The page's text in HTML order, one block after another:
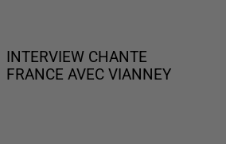
INTERVIEW CHANTE
FRANCE AVEC VIANNEY